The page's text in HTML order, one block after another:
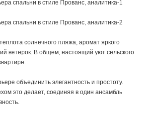
солнечного пляжа, аромат яркого
ветерок. В общем, настоящий уют сельского
объединить элегантность и простоту.
это делает, соединяя в один ансамбль